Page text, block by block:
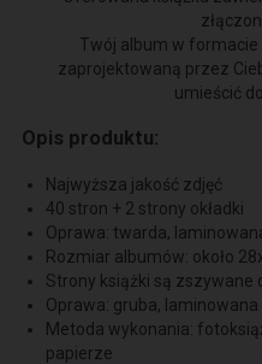
Twój album w formacie
zaprojektowaną przez
umieścić
Opis produktu:
Najwyższa jakość zdjęć
40 stron + 2 strony okładki
Oprawa: twarda,
Rozmiar albumów: około
Strony książki są zszywane
Oprawa: gruba, laminowana
Metoda wykonania:
papierze